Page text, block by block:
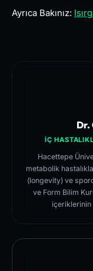
Ayrıca Bakınız:
Dr.
İÇ
Hacettepe
metabolik
(longevity) ve
ve Form Bilim
içeriklerinin